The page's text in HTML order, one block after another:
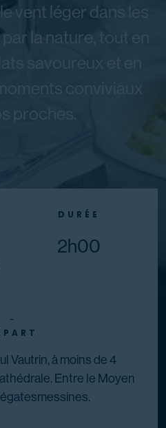
vent léger dans les
la nature, tout en
savoureux et en
conviviaux
proches.
DURÉE
2h00
-
Vautrin, à moins de 4
Entre le Moyen